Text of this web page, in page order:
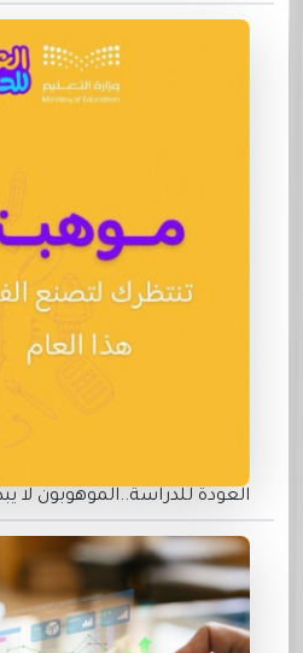
العودة للدراسة..الموهوبون لا